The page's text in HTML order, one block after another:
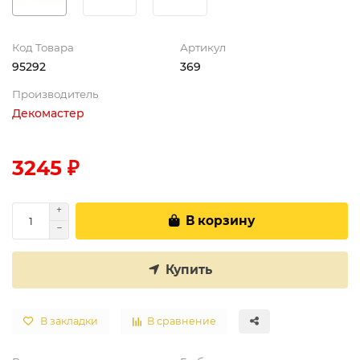
Код Товара
95292
Артикул
369
Производитель
Декомастер
3245 ₽
В корзину
Купить
В закладки В сравнение